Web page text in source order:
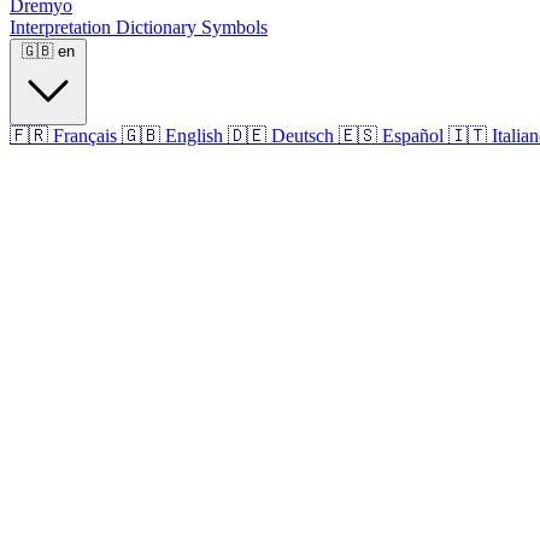
Dremyo
Interpretation Dictionary Symbols
🇬🇧 en
🇫🇷 Français 🇬🇧 English 🇩🇪 Deutsch 🇪🇸 Español 🇮🇹